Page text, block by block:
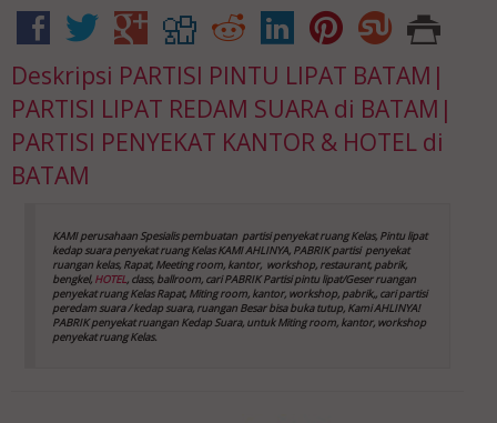
Deskripsi PARTISI PINTU LIPAT BATAM|
PARTISI LIPAT REDAM SUARA di BATAM|
PARTISI PENYEKAT KANTOR & HOTEL di
BATAM
KAMI perusahaan Spesialis pembuatan partisi penyekat ruang Kelas, Pintu lipat
kedap suarapenyekat ruang KelasKAMI AHLINYA, PABRIK partisi penyekat
ruangan kelas, Rapat, Meeting room, kantor, workshop, restaurant, pabrik,
bengkel, HOTEL, class, ballroom, cari PABRIK Partisi pintu lipat/Geser ruangan
penyekat ruang KelasRapat, Miting room, kantor, workshop, pabrik,, cari partisi
peredam suara / kedap suara, ruangan Besar bisa buka tutup, Kami AHLINYA!
PABRIK penyekat ruangan Kedap Suara, untuk Miting room, kantor, workshop
penyekat ruang Kelas.